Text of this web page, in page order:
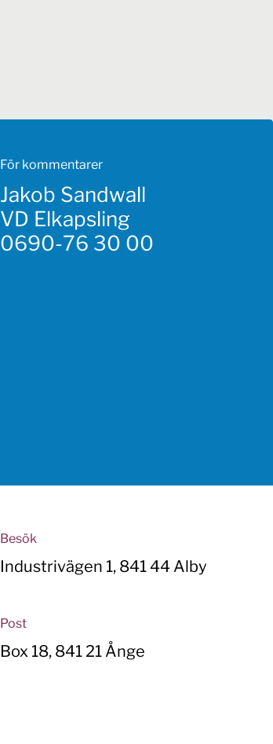
För kommentarer
Jakob Sandwall
VD Elkapsling
0690-76 30 00
Besök
Industrivägen 1, 841 44 Alby
Post
Box 18, 841 21 Ånge